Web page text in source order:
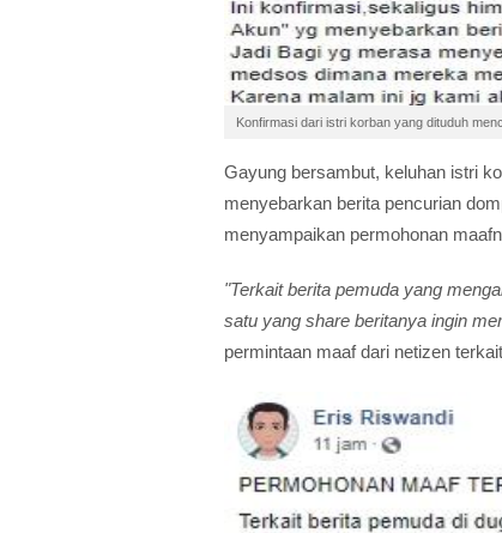
Konfirmasi dari istri korban yang dituduh
Gayung bersambut, keluhan istri
menyebarkan berita pencurian
menyampaikan permohonan
"Terkait berita pemuda yang
satu yang share beritanya ingin
permintaan maaf dari netizen